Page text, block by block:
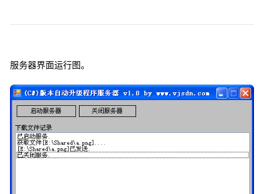
服务器界面运行图。